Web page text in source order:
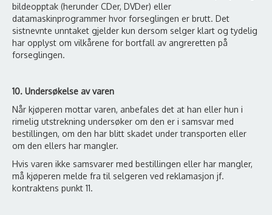
bildeopptak (herunder CDer, DVDer) eller
datamaskinprogrammer hvor forseglingen er brutt. Det
sistnevnte unntaket gjelder kun dersom selger klart og tydelig
har opplyst om vilkårene for bortfall av angreretten på
forseglingen.
10. Undersøkelse av varen
Når kjøperen mottar varen, anbefales det at han eller hun i
rimelig utstrekning undersøker om den er i samsvar med
bestillingen, om den har blitt skadet under transporten eller
om den ellers har mangler.
Hvis varen ikke samsvarer med bestillingen eller har mangler,
må kjøperen melde fra til selgeren ved reklamasjon jf.
kontraktens punkt 11.